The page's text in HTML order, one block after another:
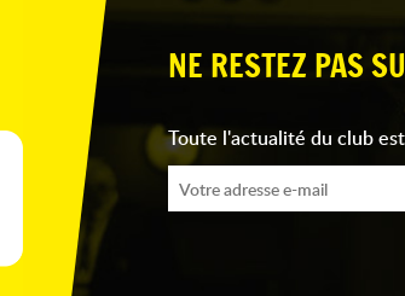
NE RESTEZ PAS
Toute l'actualité du club